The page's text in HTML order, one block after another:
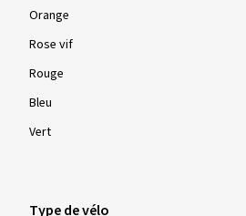
Orange
Rose vif
Rouge
Bleu
Vert
Type de vélo